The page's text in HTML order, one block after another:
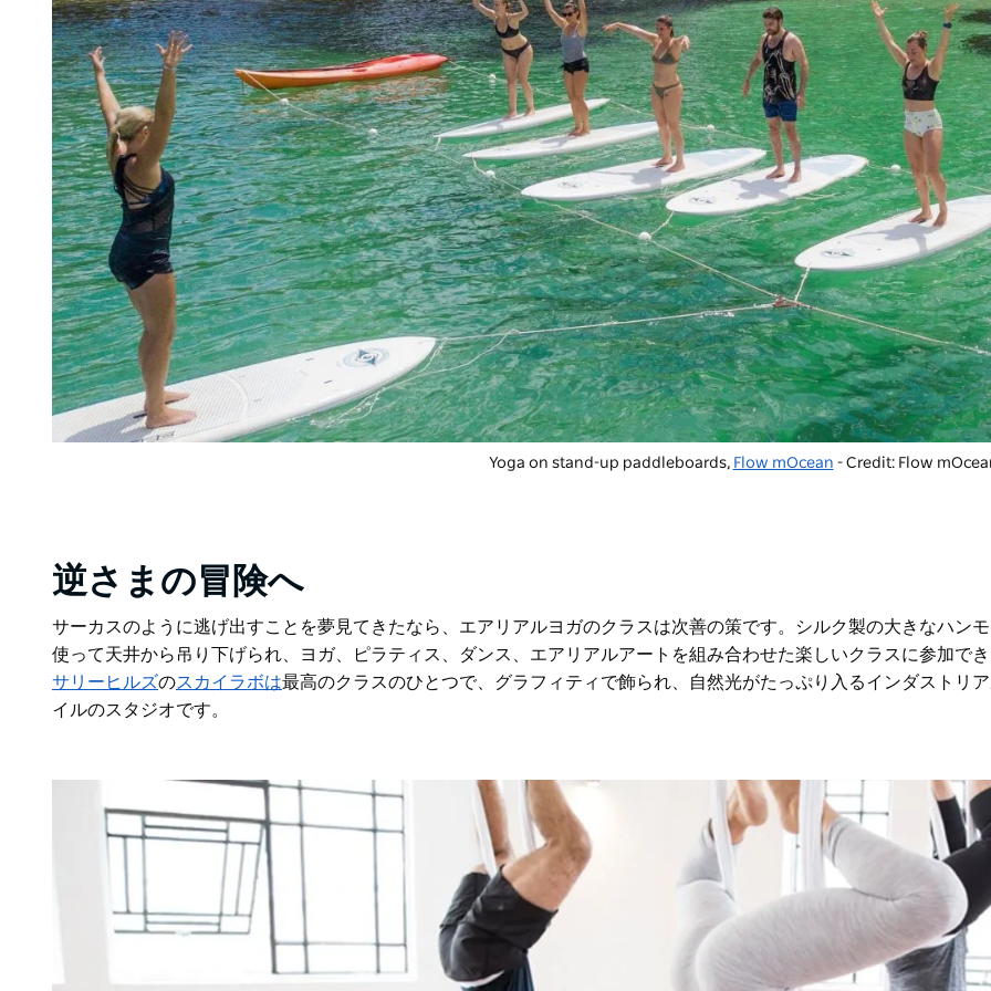
Yoga on stand-up paddleboards, Flow mOcean - Credit: Flow
逆さまの冒険へ
サーカスのように逃げ出すことを夢見てきたなら、エアリアルヨガのクラスは次善の策です。シルク製の大きなハン
使って天井から吊り下げられ、ヨガ、ピラティス、ダンス、エアリアルアートを組み合わせた楽しいクラスに参加で
サリーヒルズのスカイラボは最高のクラスのひとつで、グラフィティで飾られ、自然光がたっぷり入るインダストリ
イルのスタジオです。